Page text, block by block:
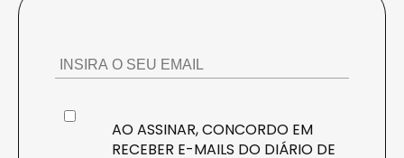
AO ASSINAR, CONCORDO EM
RECEBER E-MAILS DO DIÁRIO DE